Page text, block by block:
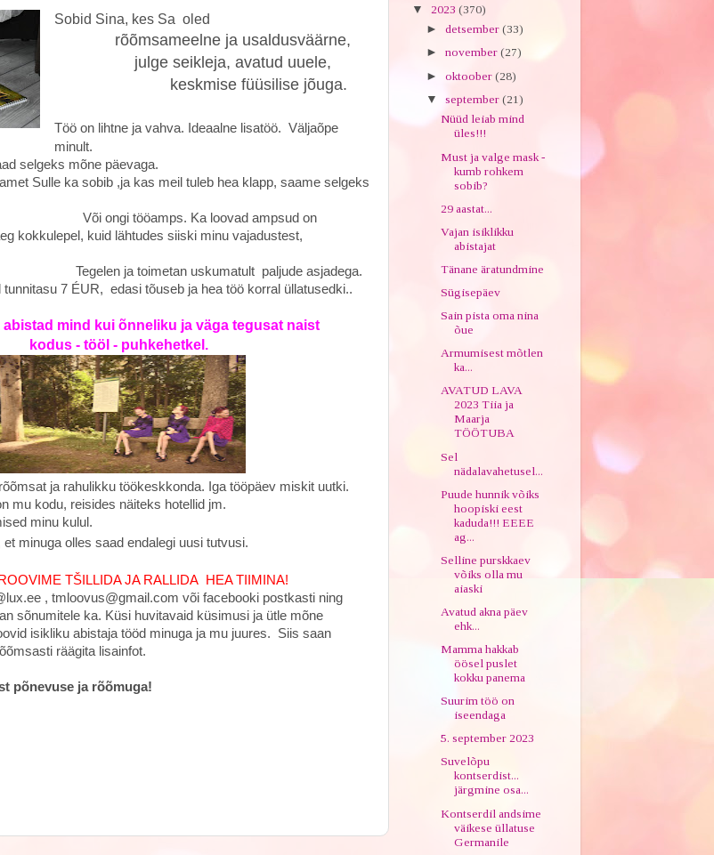
Sobid Sina, kes Sa oled
rõõmsameelne ja usaldusväärne,
julge seikleja, avatud uuele,
keskmise füüsilise jõuga.
Töö on lihtne ja vahva. Ideaalne lisatöö. Väljaõpe
minult.
mõne päevaga.
Sulle ka sobib ,ja kas meil tuleb hea klapp, saame selgeks
Ka loovad ampsud on
kokkulepel, kuid lähtudes siiski minu vajadustest,
uskumatult paljude asjadega.
7 ÉUR, edasi tõuseb ja hea töö korral üllatusedki..
abistad mind kui õnneliku ja väga tegusat naist
- puhkehetkel.
ja rahulikku töökeskkonda. Iga tööpäev miskit uutki.
mu kodu, reisides näiteks hotellid jm.
minu kulul.
olles saad endalegi uusi tutvusi.
TŠILLIDA JA RALLIDA HEA TIIMINA!
, tmloovus@gmail.com või facebooki postkasti ning
sõnumitele ka. Küsi huvitavaid küsimusi ja ütle mõne
isikliku abistaja tööd minuga ja mu juures. Siis saan
räägita lisainfot.
põnevuse ja rõõmuga!
▼ 2023 (370)
► detsember (33)
► november (27)
► oktoober (28)
▼ september (21)
Nüüd leiab mind
üles!!!
Must ja valge mask -
kumb rohkem
sobib?
29 aastat...
Vajan isiklikku
abistajat
Tänane äratundmine
Sügisepäev
Sain pista oma nina
õue
Armumisest mõtlen
ka...
AVATUD LAVA
2023 Tiia ja
Maarja
TÖÖTUBA
Sel
nädalavahetusel...
Puude hunnik võiks
hoopiski eest
kaduda!!! EEEE
ag...
Selline purskkaev
võiks olla mu
aiaski
Avatud akna päev
ehk...
Mamma hakkab
öösel puslet
kokku panema
Suurim töö on
iseendaga
5. september 2023
Suvelõpu
kontserdist...
järgmine osa...
Kontserdil andsime
väikese üllatuse
Germanile